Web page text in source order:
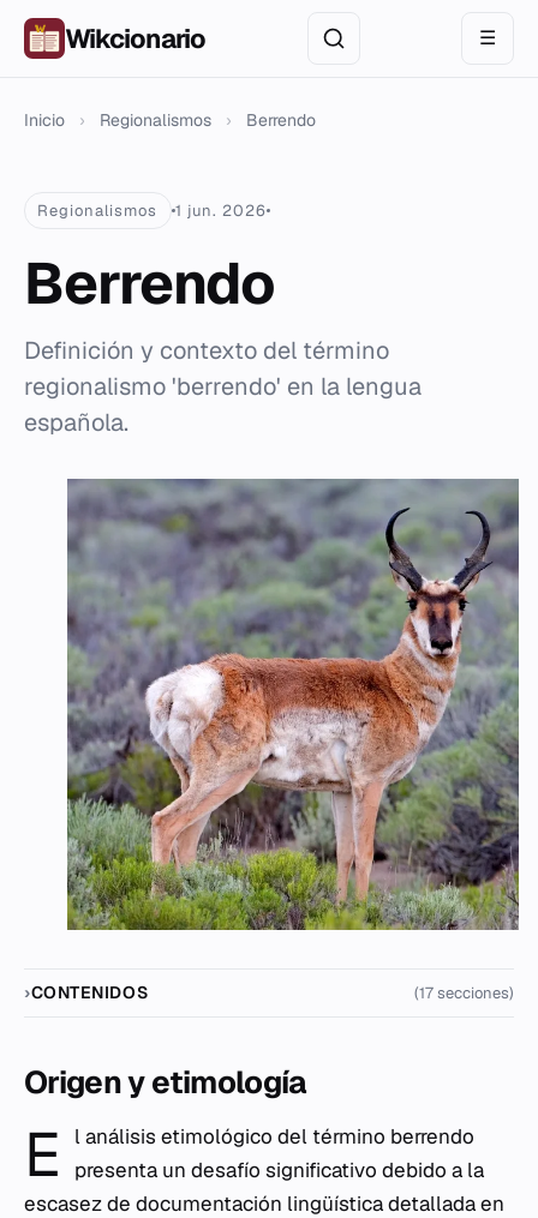
Wikcionario ☰
Inicio › Regionalismos › Berrendo
Regionalismos 1 jun. 2026
Berrendo
Definición y contexto del término
regionalismo 'berrendo' en la lengua
española.
CONTENIDOS (17 secciones)
Origen y etimología
E l análisis etimológico del término berrendo
presenta un desafío significativo debido a la
escasez de documentación lingüística detallada en